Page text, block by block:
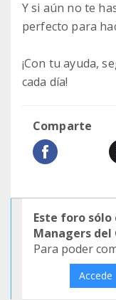
Y si aún no te
perfecto para
¡Con tu ayuda,
cada día!
Comparte
Este foro sólo
Managers del
Para poder
Accede